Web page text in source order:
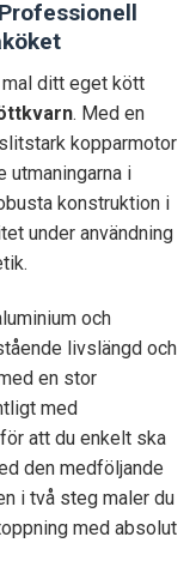
ditt eget kött
. Med en
kopparmotor
utmaningarna i
konstruktion i
under användning
och
livslängd och
en stor
med
att du enkelt ska
den medföljande
i två steg maler du
med absolut